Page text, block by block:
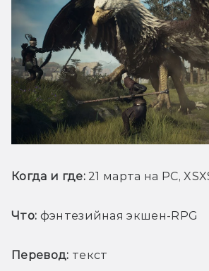
Когда и где: 21 марта на PC,
Что: фэнтезийная экшен-RPG
Перевод: текст